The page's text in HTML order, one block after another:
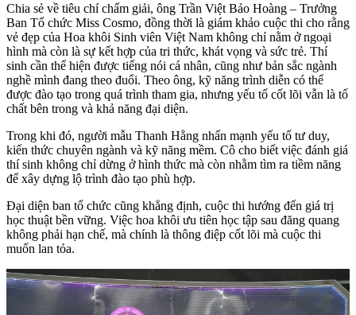
Chia sẻ về tiêu chí chấm giải, ông Trần Việt Bảo Hoàng – Trưởng
Ban Tổ chức Miss Cosmo, đồng thời là giám khảo cuộc thi cho rằng
vẻ đẹp của Hoa khôi Sinh viên Việt Nam không chỉ nằm ở ngoại
hình mà còn là sự kết hợp của tri thức, khát vọng và sức trẻ. Thí
sinh cần thể hiện được tiếng nói cá nhân, cũng như bản sắc ngành
nghề mình đang theo đuổi. Theo ông, kỹ năng trình diễn có thể
được đào tạo trong quá trình tham gia, nhưng yếu tố cốt lõi vẫn là tố
chất bên trong và khả năng đại diện.
Trong khi đó, người mẫu Thanh Hằng nhấn mạnh yếu tố tư duy,
kiến thức chuyên ngành và kỹ năng mềm. Cô cho biết việc đánh giá
thí sinh không chỉ dừng ở hình thức mà còn nhằm tìm ra tiềm năng
để xây dựng lộ trình đào tạo phù hợp.
Đại diện ban tổ chức cũng khẳng định, cuộc thi hướng đến giá trị
học thuật bền vững. Việc hoa khôi ưu tiên học tập sau đăng quang
không phải hạn chế, mà chính là thông điệp cốt lõi mà cuộc thi
muốn lan tỏa.